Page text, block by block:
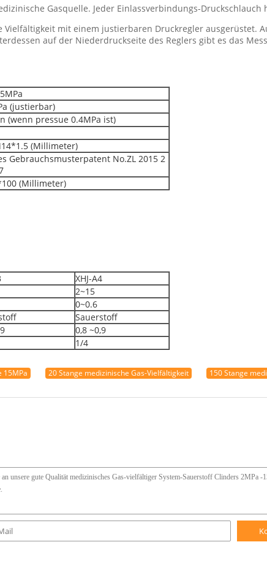
Gasquelle. Jeder Einlassverbindungs-Druckschlauch
mit einem justierbaren Druckregler ausgerüstet.
auf der Niederdruckseite des Reglers gibt es das
(justierbar)
(wenn pressue 0.4MPa ist)
(Millimeter)
Gebrauchsmusterpatent No.ZL 2015 2
(Millimeter)
XHJ-A4
2~15
0~0.6
Sauerstoff
0,8 ~0,9
1/4
15MPa 20 Stange medizinische Gas-Vielfältigkeit 150 Stange